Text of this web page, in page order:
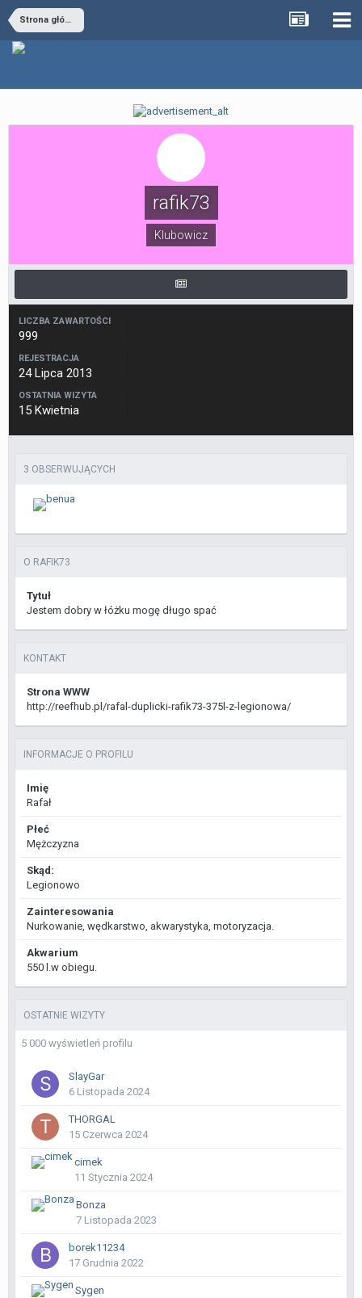
Strona główna
rafik73
Klubowicz
LICZBA ZAWARTOŚCI
999
REJESTRACJA
24 Lipca 2013
OSTATNIA WIZYTA
15 Kwietnia
3 OBSERWUJĄCYCH
O RAFIK73
Tytuł
Jestem dobry w łóżku mogę długo spać
KONTAKT
Strona WWW
http://reefhub.pl/rafal-duplicki-rafik73-375l-z-legionowa/
INFORMACJE O PROFILU
Imię
Rafał
Płeć
Mężczyzna
Skąd:
Legionowo
Zainteresowania
Nurkowanie, wędkarstwo, akwarystyka, motoryzacja.
Akwarium
550 l.w obiegu.
OSTATNIE WIZYTY
5 000 wyświetleń profilu
SlayGar
6 Listopada 2024
THORGAL
15 Czerwca 2024
cimek
11 Stycznia 2024
Bonza
7 Listopada 2023
borek11234
17 Grudnia 2022
Sygen